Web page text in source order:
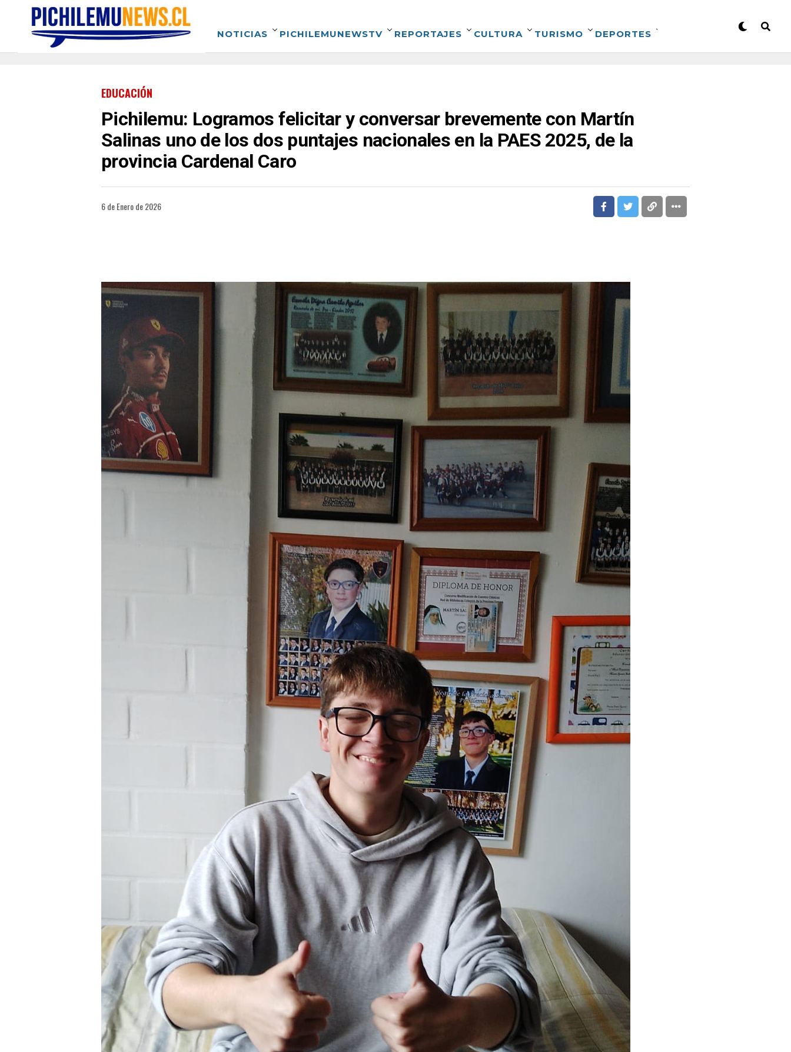
NOTICIAS PICHILEMUNEWSTV REPORTAJES CULTURA TURISMO DEPORTES
EDUCACIÓN
Pichilemu: Logramos felicitar y conversar brevemente con Martín
Salinas uno de los dos puntajes nacionales en la PAES 2025, de la
provincia Cardenal Caro
6 de Enero de 2026